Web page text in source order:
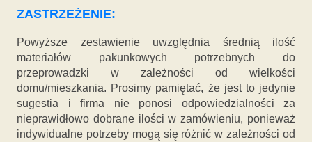
ZASTRZEŻENIE:
Powyższe zestawienie uwzględnia średnią ilość
materiałów pakunkowych potrzebnych do
przeprowadzki w zależności od wielkości
domu/mieszkania. Prosimy pamiętać, że jest to jedynie
sugestia i firma nie ponosi odpowiedzialności za
nieprawidłowo dobrane ilości w zamówieniu, ponieważ
indywidualne potrzeby mogą się różnić w zależności od